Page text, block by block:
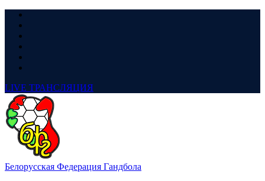
LIVE ТРАНСЛЯЦИЯ
Белорусская Федерация Гандбола